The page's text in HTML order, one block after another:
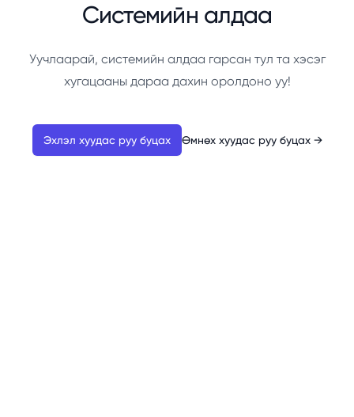
Системийн алдаа
Уучлаарай, системийн алдаа гарсан тул та хэсэг
хугацааны дараа дахин оролдоно уу!
Эхлэл хуудас руу буцах Өмнөх хуудас руу буцах →